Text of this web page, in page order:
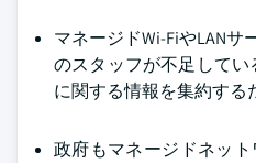
マネージドWi-FiやLAN
のスタッフが不足してい
に関する情報を集約する
政府もマネージドネッ